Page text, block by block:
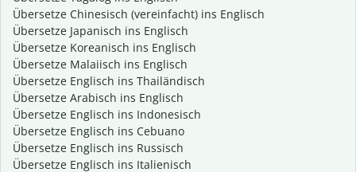
Übersetze Chinesisch (vereinfacht) ins Englisch
Übersetze Japanisch ins Englisch
Übersetze Koreanisch ins Englisch
Übersetze Malaiisch ins Englisch
Übersetze Englisch ins Thailändisch
Übersetze Arabisch ins Englisch
Übersetze Englisch ins Indonesisch
Übersetze Englisch ins Cebuano
Übersetze Englisch ins Russisch
Übersetze Englisch ins Italienisch